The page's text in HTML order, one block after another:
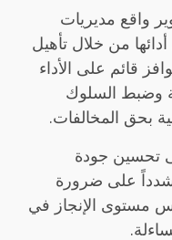
واقع مديريات
من خلال تأهيل
قائم على الأداء
وضبط السلوك
بحق المخالفات.
تحسين جودة
على ضرورة
مستوى الإنجاز في